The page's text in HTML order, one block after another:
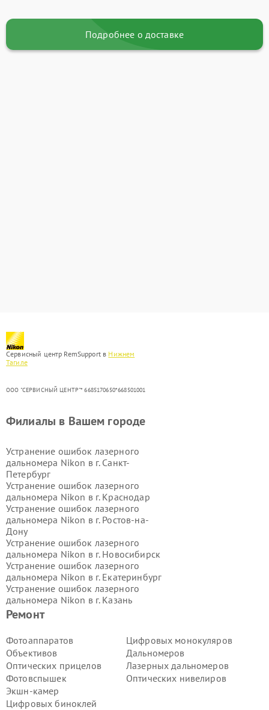
Подробнее о доставке
Сервисный центр RemSupport в Нижнем
Тагиле
ООО "СЕРВИСНЫЙ ЦЕНТР"* 6685170650*668501001
Ремонт
Фотоаппаратов
Объективов
Оптических прицелов
Фотовспышек
Экшн-камер
Цифровых биноклей
Цифровых монокуляров
Дальномеров
Лазерных дальномеров
Оптических нивелиров
Филиалы в Вашем городе
Устранение ошибок лазерного
дальномера Nikon в г. Санкт-
Петербург
Устранение ошибок лазерного
дальномера Nikon в г. Краснодар
Устранение ошибок лазерного
дальномера Nikon в г. Ростов-на-
Дону
Устранение ошибок лазерного
дальномера Nikon в г. Новосибирск
Устранение ошибок лазерного
дальномера Nikon в г. Екатеринбург
Устранение ошибок лазерного
дальномера Nikon в г. Казань
Устранение ошибок лазерного
Устранение ошибок лазерного
дальномера Nikon в г.
Волгоград
Устранение ошибок лазерного
дальномера Nikon в г. Самара
Устранение ошибок лазерного
дальномера Nikon в г.
Устранение ошибок лазерного